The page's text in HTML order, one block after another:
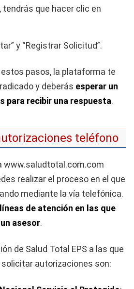
que hacer clic en
y “Registrar Solicitud”.
pasos, la plataforma te
y deberás esperar un
para recibir una respuesta.
teléfono
www.saludtotal.com.com
realizar el proceso en el que
mediante la vía telefónica.
líneas de atención en las que
asesor.
de Salud Total EPS a las que
autorizaciones son: